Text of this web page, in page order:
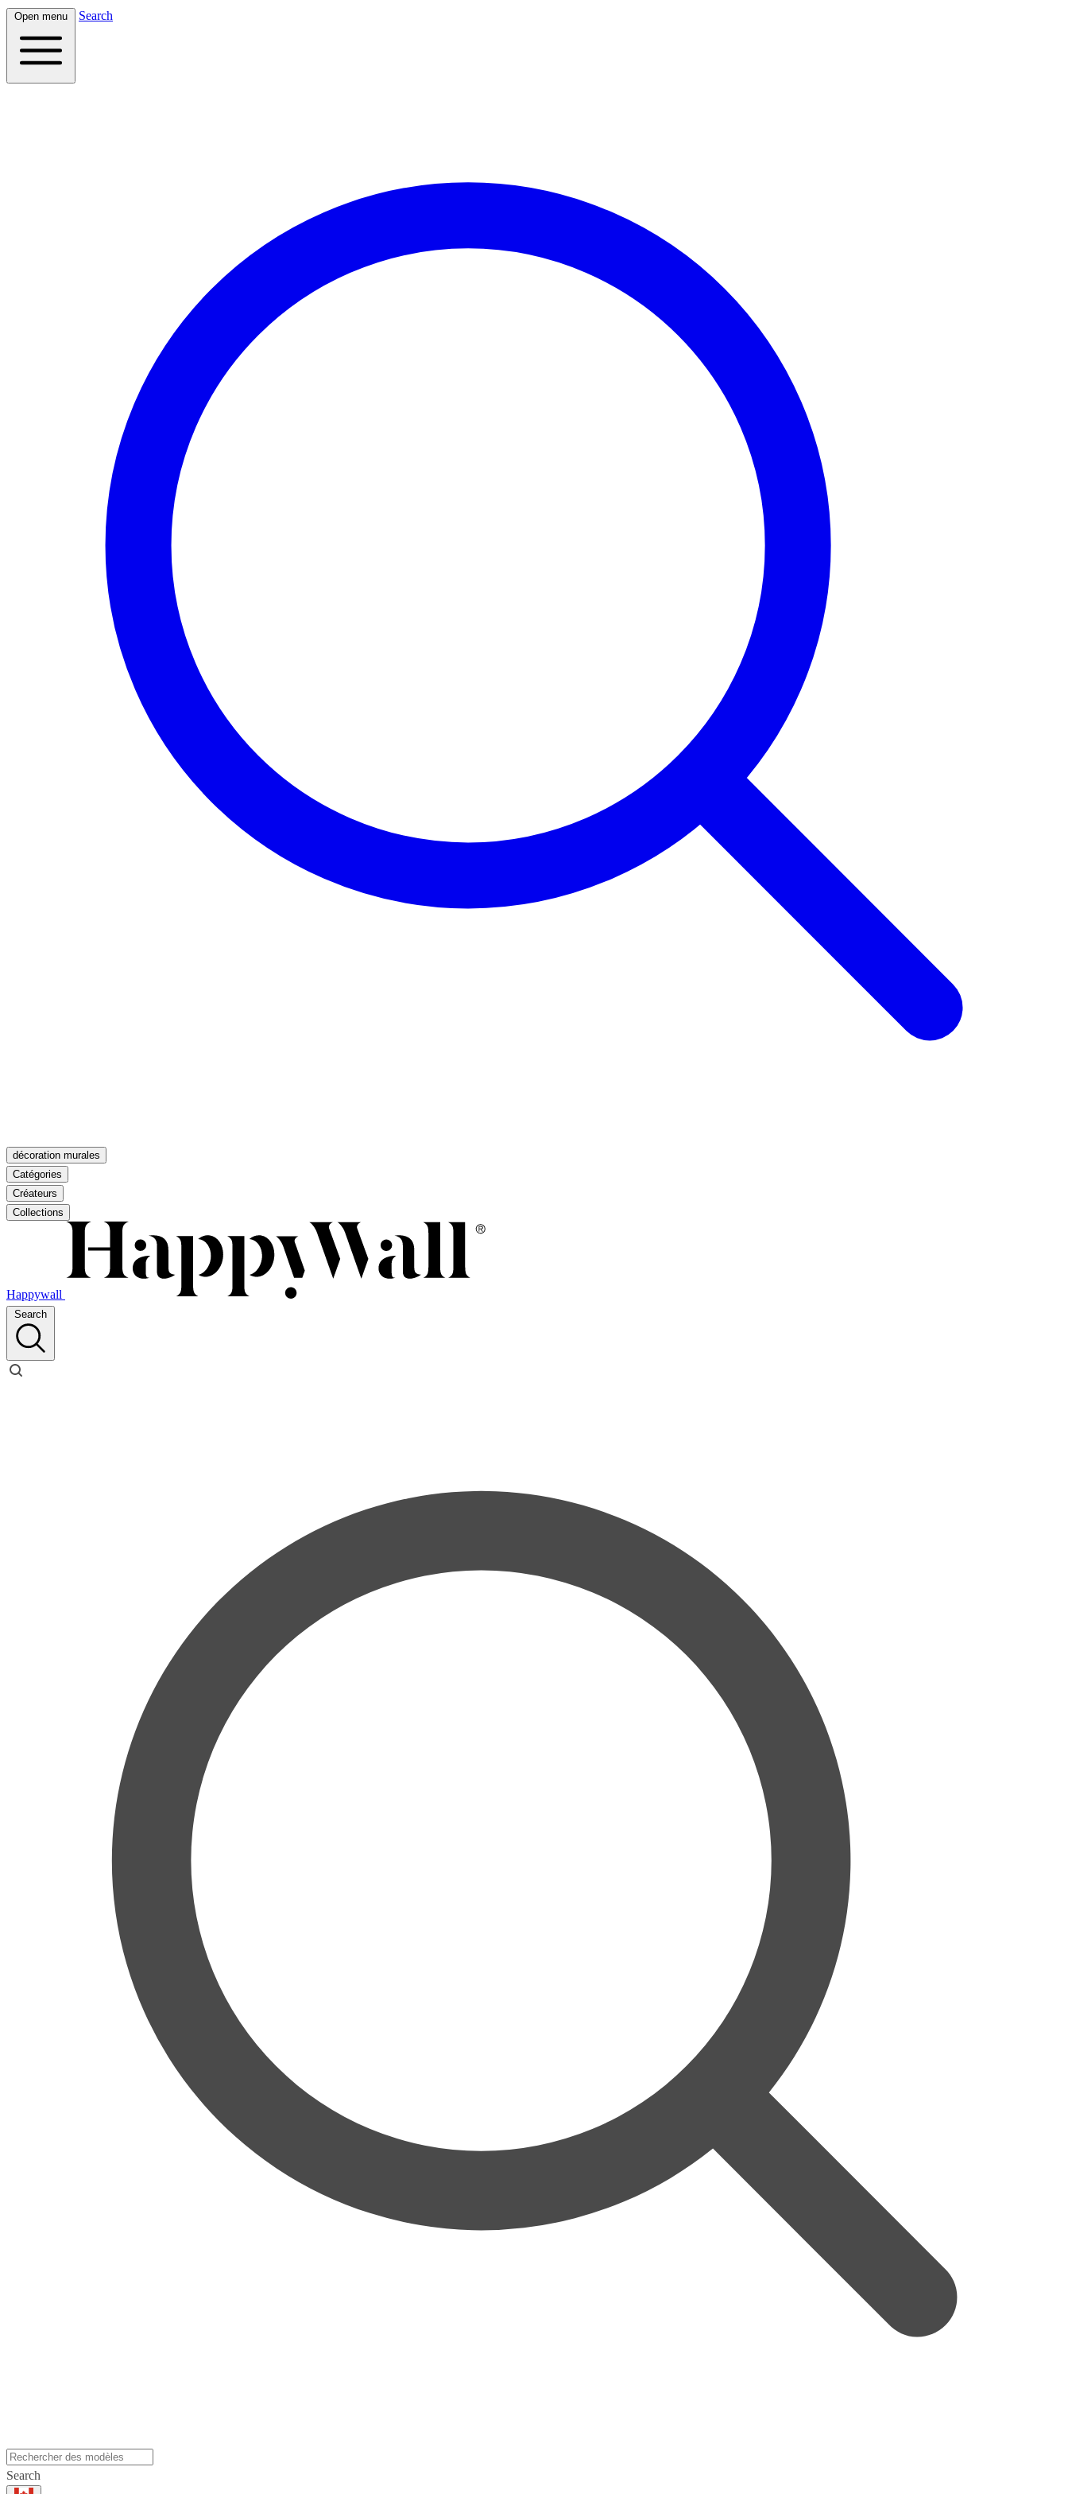
Open menu Search
décoration murales
Catégories
Créateurs
Collections
Happywall
Search
Search